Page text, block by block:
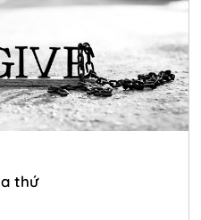
thứ